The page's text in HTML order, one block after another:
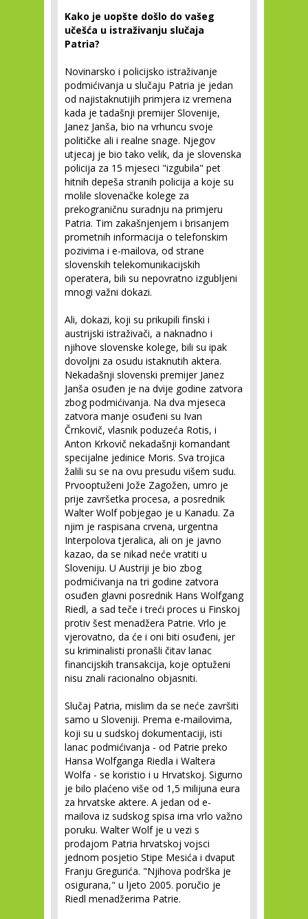
Kako je uopšte došlo do vašeg
učešća u istraživanju slučaja
Patria?
Novinarsko i policijsko istraživanje
podmićivanja u slučaju Patria je jedan
od najistaknutijih primjera iz vremena
kada je tadašnji premijer Slovenije,
Janez Janša, bio na vrhuncu svoje
političke ali i realne snage. Njegov
utjecaj je bio tako velik, da je slovenska
policija za 15 mjeseci "izgubila" pet
hitnih depeša stranih policija a koje su
molile slovenačke kolege za
prekograničnu suradnju na primjeru
Patria. Tim zakašnjenjem i brisanjem
prometnih informacija o telefonskim
pozivima i e-mailova, od strane
slovenskih telekomunikacijskih
operatera, bili su nepovratno izgubljeni
mnogi važni dokazi.
Ali, dokazi, koji su prikupili finski i
austrijski istraživači, a naknadno i
njihove slovenske kolege, bili su ipak
dovoljni za osudu istaknutih aktera.
Nekadašnji slovenski premijer Janez
Janša osuđen je na dvije godine zatvora
zbog podmićivanja. Na dva mjeseca
zatvora manje osuđeni su Ivan
Črnkovič, vlasnik poduzeća Rotis, i
Anton Krkovič nekadašnji komandant
specijalne jedinice Moris. Sva trojica
žalili su se na ovu presudu višem sudu.
Prvooptuženi Jože Zagožen, umro je
prije završetka procesa, a posrednik
Walter Wolf pobjegao je u Kanadu. Za
njim je raspisana crvena, urgentna
Interpolova tjeralica, ali on je javno
kazao, da se nikad neće vratiti u
Sloveniju. U Austriji je bio zbog
podmićivanja na tri godine zatvora
osuđen glavni posrednik Hans Wolfgang
Riedl, a sad teče i treći proces u Finskoj
protiv šest menadžera Patrie. Vrlo je
vjerovatno, da će i oni biti osuđeni, jer
su kriminalisti pronašli čitav lanac
financijskih transakcija, koje optuženi
nisu znali racionalno objasniti.
Slučaj Patria, mislim da se neće završiti
samo u Sloveniji. Prema e-mailovima,
koji su u sudskoj dokumentaciji, isti
lanac podmićivanja - od Patrie preko
Hansa Wolfganga Riedla i Waltera
Wolfa - se koristio i u Hrvatskoj. Sigurno
je bilo plaćeno više od 1,5 milijuna eura
za hrvatske aktere. A jedan od e-
mailova iz sudskog spisa ima vrlo važno
poruku. Walter Wolf je u vezi s
prodajom Patria hrvatskoj vojsci
jednom posjetio Stipe Mesića i dvaput
Franju Gregurića. "Njihova podrška je
osigurana," u ljeto 2005. poručio je
Riedl menadžerima Patrie.